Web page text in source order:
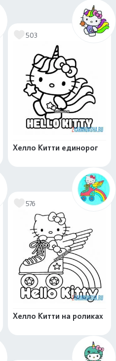
503
Хелло Китти единорог
576
Хелло Китти на роликах